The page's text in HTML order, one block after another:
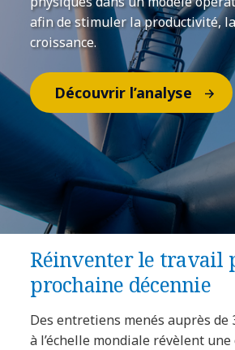
afin de stimuler la productivité,
croissance.
Découvrir l’analyse
Réinventer le travail
prochaine décennie
Des entretiens menés auprès de
à l’échelle mondiale révèlent